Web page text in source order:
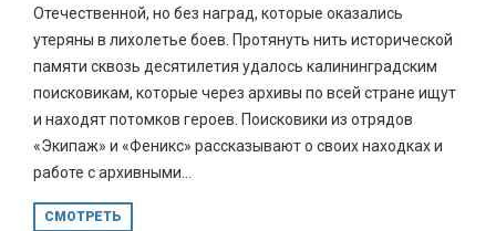
Отечественной, но без наград, которые оказались
утеряны в лихолетье боев. Протянуть нить исторической
памяти сквозь десятилетия удалось калининградским
поисковикам, которые через архивы по всей стране ищут
и находят потомков героев. Поисковики из отрядов
«Экипаж» и «Феникс» рассказывают о своих находках и
работе с архивными...
СМОТРЕТЬ